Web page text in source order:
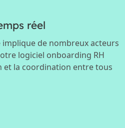
réel
implique de nombreux acteurs
logiciel onboarding RH
et la coordination entre tous